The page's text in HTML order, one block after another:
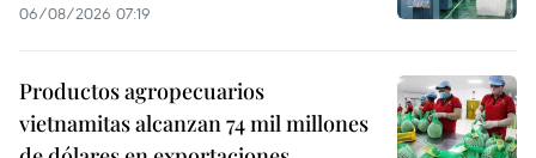
06/08/2026 07:19
Productos agropecuarios
vietnamitas alcanzan 74 mil millones